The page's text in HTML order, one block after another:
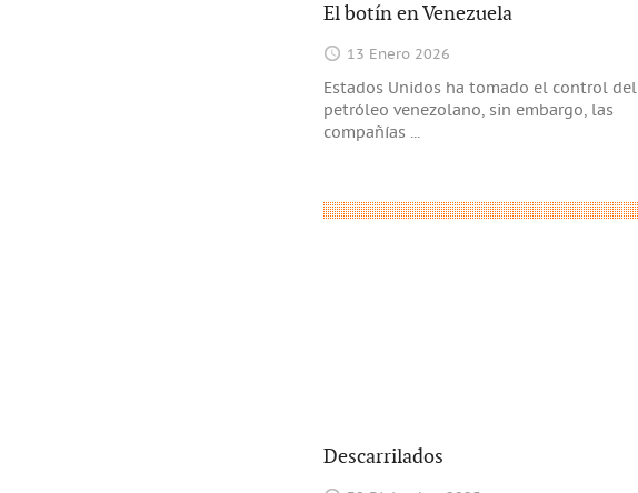
El botín en Venezuela
13 Enero 2026
Estados Unidos ha tomado el control del
petróleo venezolano, sin embargo, las
compañías ...
Descarrilados